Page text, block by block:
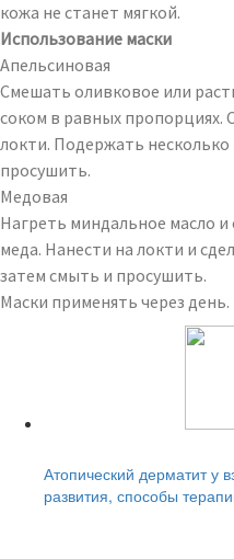
кожа не станет мягкой.
Использование маски
Апельсиновая
Смешать оливковое или
соком в равных пропорциях.
локти. Подержать
просушить.
Медовая
Нагреть миндальное масло
меда. Нанести на локти и
затем смыть и просушить.
Маски применять через день.
Атопический дерматит у
развития, способы